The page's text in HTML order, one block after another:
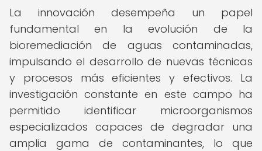
La innovación desempeña un papel
fundamental en la evolución de la
bioremediación de aguas contaminadas,
impulsando el desarrollo de nuevas técnicas
y procesos más eficientes y efectivos. La
investigación constante en este campo ha
permitido identificar microorganismos
especializados capaces de degradar una
amplia gama de contaminantes, lo que